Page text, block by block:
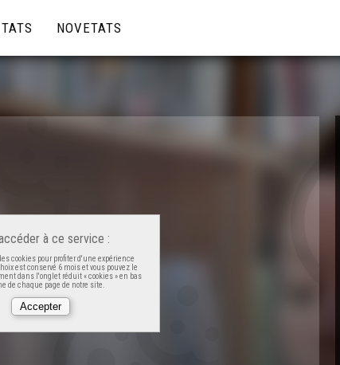
NOVETATS
à ce service :
cookies pour profiter d'une expérience
est conservé 6 mois et vous pouvez le
dans l'onglet réduit « cookies » en bas
de chaque page de notre site.